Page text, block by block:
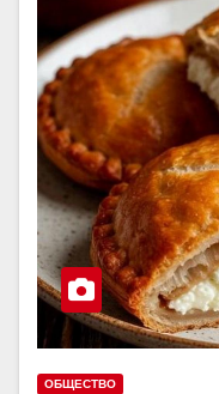
ОБЩЕСТВО